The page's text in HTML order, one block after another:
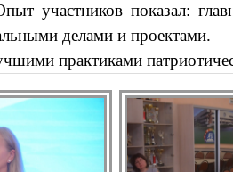
участников показал:
делами и проектами.
практиками